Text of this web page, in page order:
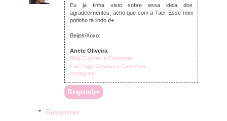
Eu já tinha visto sobre essa ideia dos
agradecimentos, acho que com a Taci. Esse mini
potinho tá lindo d+.
Beijos/Xoxo.
Anete Oliveira
Blog Coisitas e Coisinhas
Fan Page Coisitas e Coisinhas
Instagram
Responder
Respostas